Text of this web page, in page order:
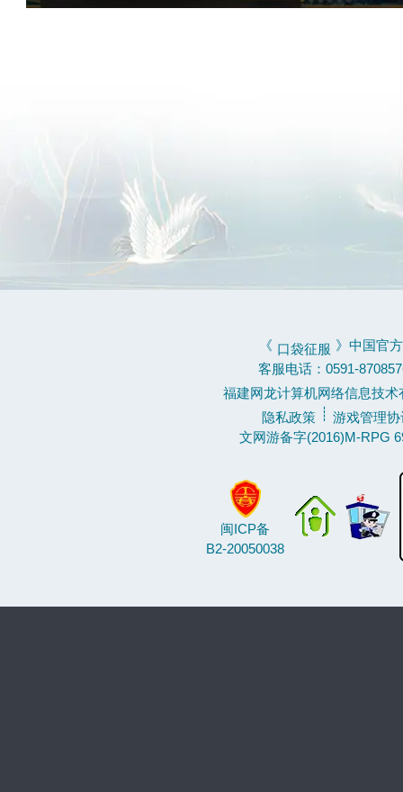
《 口袋征服 》中国官
客服电话：0591-
福建网龙计算机网络信息技术
隐私政策 ┊ 游戏管理协
文网游备字(2016)M-RPG
闽ICP备
B2-20050038